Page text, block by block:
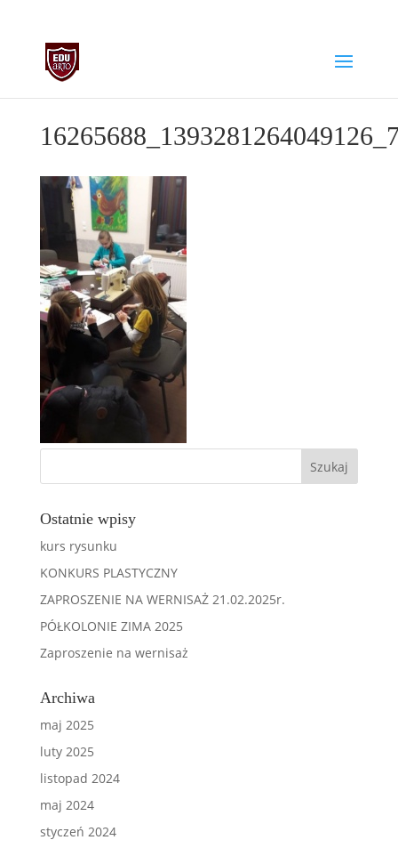
Ostatnie wpisy
kurs rysunku
KONKURS PLASTYCZNY
ZAPROSZENIE NA WERNISAŻ 21.02.2025r.
PÓŁKOLONIE ZIMA 2025
Zaproszenie na wernisaż
Archiwa
maj 2025
luty 2025
listopad 2024
maj 2024
styczeń 2024